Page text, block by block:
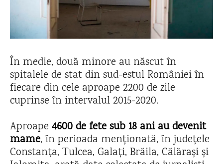
În medie, două minore au născut în
spitalele de stat din sud-estul României în
fiecare din cele aproape 2200 de zile
cuprinse în intervalul 2015-2020.
Aproape 4600 de fete sub 18 ani au devenit
mame, în perioada menționată, în județele
Constanța, Tulcea, Galați, Brăila, Călărași și